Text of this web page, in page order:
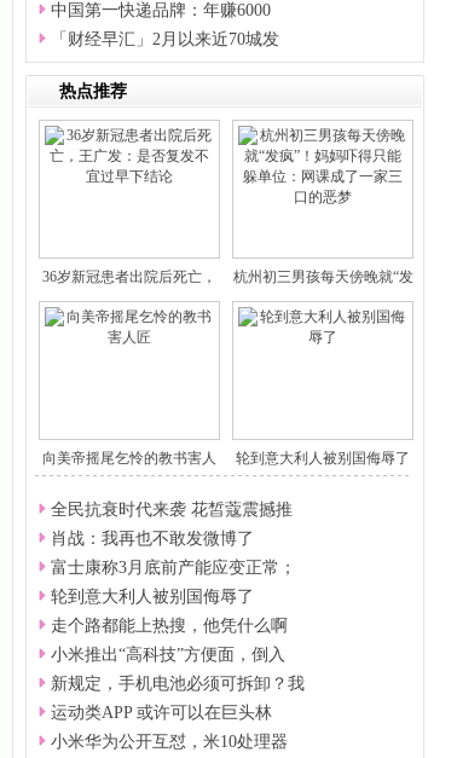
中国第一快递品牌：年赚6000
「财经早汇」2月以来近70城发
热点推荐
36岁新冠患者出院后死亡，
王广
杭州初三男孩每天傍晚就“发
疯”
向美帝摇尾乞怜的教书害人
轮到意大利人被别国侮辱了
全民抗衰时代来袭 花皙蔻震撼推
肖战：我再也不敢发微博了
富士康称3月底前产能应变正常；
轮到意大利人被别国侮辱了
走个路都能上热搜，他凭什么啊
小米推出“高科技”方便面，倒入
新规定，手机电池必须可拆卸？我
运动类APP 或许可以在巨头林
小米华为公开互怼，米10处理器